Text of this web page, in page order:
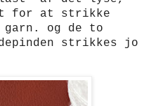
for at strikke
garn. og de to
strikkes jo